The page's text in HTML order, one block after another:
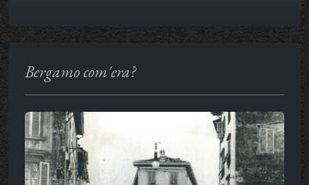
Bergamo com'era?